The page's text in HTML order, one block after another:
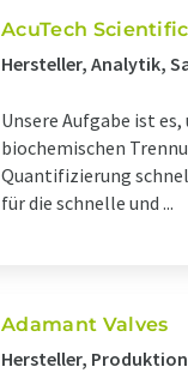
AcuTech Scientific
Hersteller, Analytik,
Unsere Aufgabe ist
biochemischen
Quantifizierung
für die schnelle und ...
Adamant Valves
Hersteller,